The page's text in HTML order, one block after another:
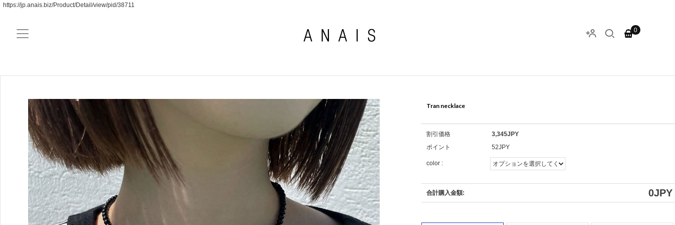
https://jp.anais.biz/Product/Detail/view/pid/38711
0
Tran necklace
割引価格
3,345JPY
ポイント
52JPY
color :
合計購入金額: 0JPY